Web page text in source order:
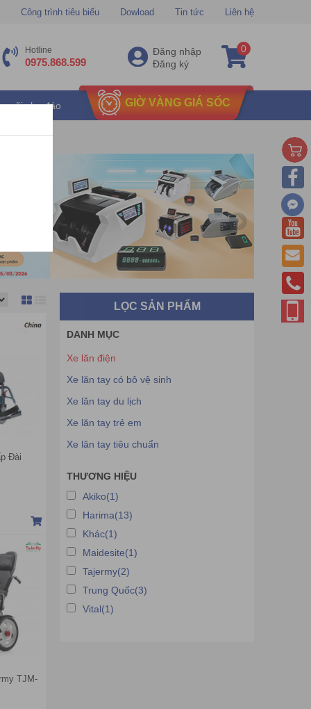
Công trình tiêu biểu Dowload Tin tức Liên hệ
Hotline
0975.868.599
Đăng nhập
Đăng ký
0
mãi chu đáo GIỜ VÀNG GIÁ SỐC
Đài
TJM-
LỌC SẢN PHẨM
DANH MỤC
Xe lăn điện
Xe lăn tay có bô vệ sinh
Xe lăn tay du lịch
Xe lăn tay trẻ em
Xe lăn tay tiêu chuẩn
THƯƠNG HIỆU
Akiko(1)
Harima(13)
Khác(1)
Maidesite(1)
Tajermy(2)
Trung Quốc(3)
Vital(1)